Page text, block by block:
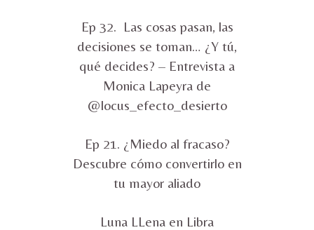
Ep 32. Las cosas pasan, las
decisiones se toman… ¿Y tú,
qué decides? – Entrevista a
Monica Lapeyra de
@locus_efecto_desierto
Ep 21. ¿Miedo al fracaso?
Descubre cómo convertirlo en
tu mayor aliado
Luna LLena en Libra